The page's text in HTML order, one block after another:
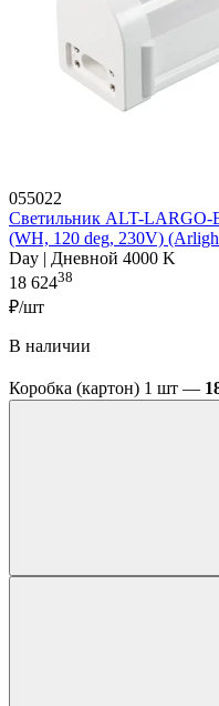
055022
Светильник ALT-LARGO-
(WH, 120 deg, 230V)
Day | Дневной 4000 K
18 62438
₽/шт
В наличии
Коробка (картон) 1 шт —